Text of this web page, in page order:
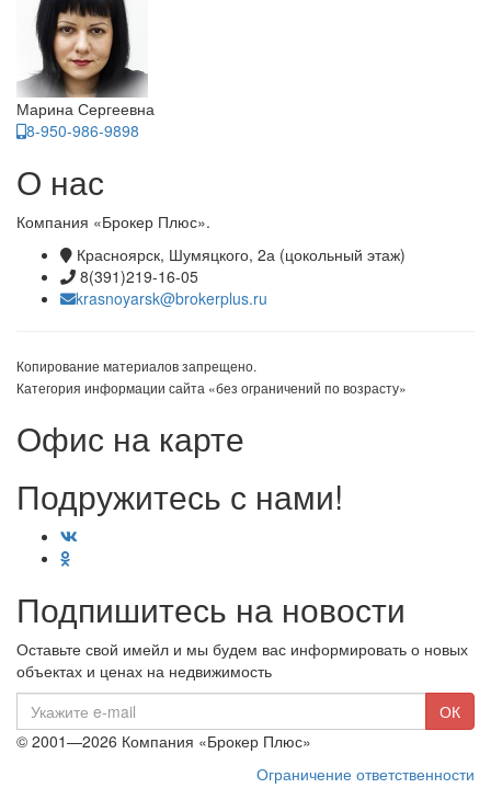
Марина Сергеевна
8-950-986-9898
О нас
Компания «Брокер Плюс».
Красноярск, Шумяцкого, 2а (цокольный этаж)
8(391)219-16-05
krasnoyarsk@brokerplus.ru
Копирование материалов запрещено.
Категория информации сайта «без ограничений по возрасту»
Офис на карте
Подружитесь с нами!
Подпишитесь на новости
Оставьте свой имейл и мы будем вас информировать о новых
объектах и ценах на недвижимость
mail
ОК
© 2001—2026 Компания «Брокер Плюс»
Ограничение ответственности